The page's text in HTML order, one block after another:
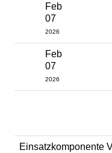
Feb
07
2026
Feb
07
2026
Einsatzkomponente